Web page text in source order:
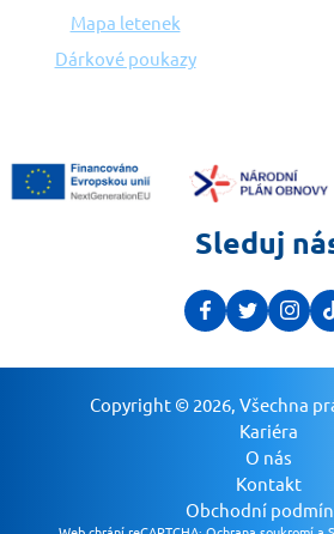
Mapa letenek
Dárkové poukazy
Sleduj
Copyright © 2026, Všechna
Kariéra
O nás
Kontakt
Obchodní